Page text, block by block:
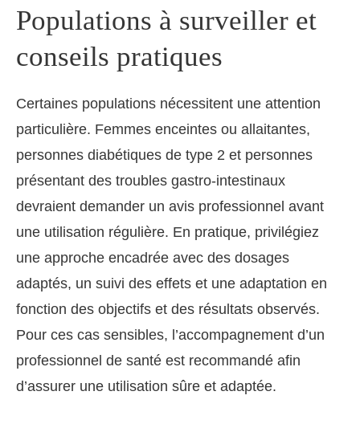
Populations à surveiller et
conseils pratiques
Certaines populations nécessitent une attention
particulière. Femmes enceintes ou allaitantes,
personnes diabétiques de type 2 et personnes
présentant des troubles gastro-intestinaux
devraient demander un avis professionnel avant
une utilisation régulière. En pratique, privilégiez
une approche encadrée avec des dosages
adaptés, un suivi des effets et une adaptation en
fonction des objectifs et des résultats observés.
Pour ces cas sensibles, l’accompagnement d’un
professionnel de santé est recommandé afin
d’assurer une utilisation sûre et adaptée.